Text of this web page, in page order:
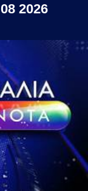
2026